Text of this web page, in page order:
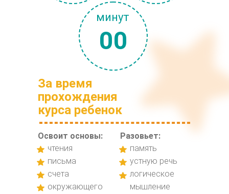
минут
00
Осв оит основы:
чтения
письма
счета
окружающего
Разовьет:
память
устную речь
логическое
мышление
За время
прохождения
курса ребенок